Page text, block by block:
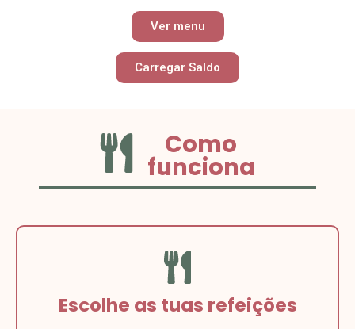
Ver menu
Carregar Saldo
Como
funciona
Escolhe as tuas refeições